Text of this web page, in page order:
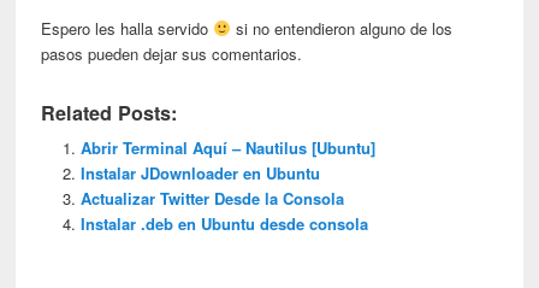
Espero les halla servido
si no entendieron alguno de los
pasos pueden dejar sus comentarios.
Related Posts:
Abrir Terminal Aquí – Nautilus [Ubuntu]
Instalar JDownloader en Ubuntu
Actualizar Twitter Desde la Consola
Instalar .deb en Ubuntu desde consola